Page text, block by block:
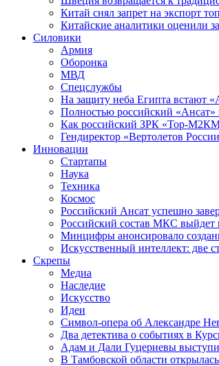
Китай снял запрет на экспорт
Китайские аналитики оценили
Силовики
Армия
Оборонка
МВД
Спецслужбы
На защиту неба Египта встают
Полностью российский «Ансат»
Как российский ЗРК «Тор-
Гендиректор «Вертолетов
Инновации
Стартапы
Наука
Техника
Космос
Российский Ансат успешно
Российский состав МКС выйдет
Минцифры анонсировало
Искусственный интеллект: две
Скрепы
Медиа
Наследие
Искусство
Идеи
Символ-опера об Александре
Два детектива о событиях в
Адам и Дали Гуцериевы
В Тамбовской области